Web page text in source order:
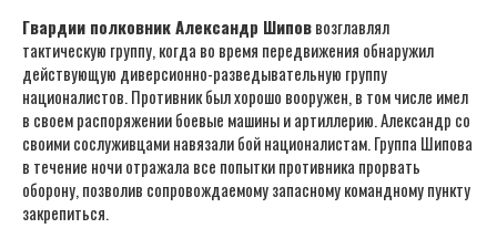
Гвардии полковник Александр Шиповвозглавлял
тактическую группу, когда во время передвижения обнаружил
действующую диверсионно-разведывательную группу
националистов. Противник был хорошо вооружен, в том числе имел
в своем распоряжении боевые машины и артиллерию. Александр со
своими сослуживцами навязали бой националистам. Группа Шипова
в течение ночи отражала все попытки противника прорвать
оборону, позволив сопровождаемому запасному командному пункту
закрепиться.